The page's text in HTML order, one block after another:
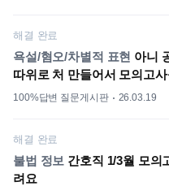
해결 완료
욕설/혐오/차별적 표현 아니
따위로 처 만들어서 모의고
100%답변 질문게시판 26.03.19
해결 완료
불법 정보 간호직 1/3월 모의
려요